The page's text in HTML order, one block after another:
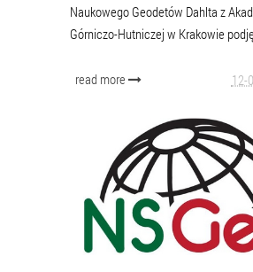
Naukowego Geodetów Dahlta z
Górniczo-Hutniczej w Krakowie
read more 12-